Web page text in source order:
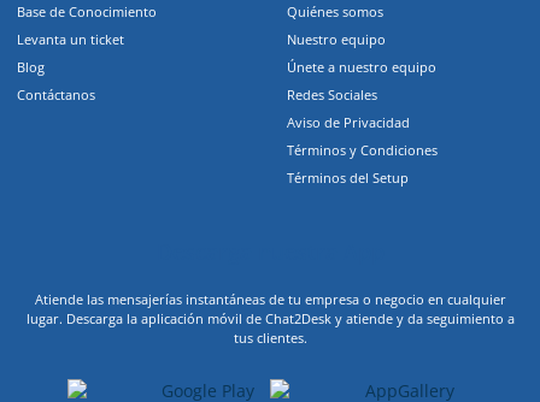
Base de Conocimiento
Levanta un ticket
Blog
Contáctanos
Quiénes somos
Nuestro equipo
Únete a nuestro equipo
Redes Sociales
Aviso de Privacidad
Términos y Condiciones
Términos del Setup
Atiende las mensajerías instantáneas de tu empresa o negocio en cualquier
lugar. Descarga la aplicación móvil de Chat2Desk y atiende y da seguimiento a
tus clientes.